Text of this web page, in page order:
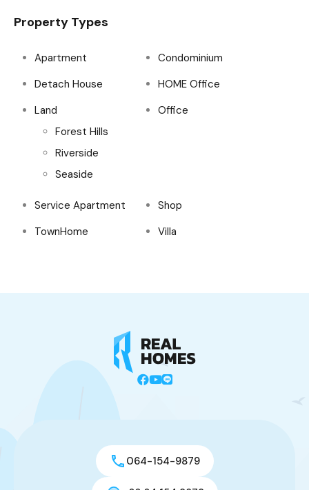
Property Types
Apartment
Condominium
Detach House
HOME Office
Land
Forest Hills
Riverside
Seaside
Office
Service Apartment
Shop
TownHome
Villa
064-154-9879